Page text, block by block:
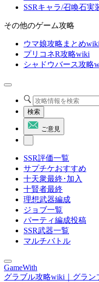
SSRキャラ/召喚石実
その他のゲーム攻略
ウマ娘攻略まとめwiki
プリコネR攻略wiki
シャドウバース攻略
検索
ご意見
SSR評価一覧
サプチケおすすめ
十天衆最終･加入
十賢者最終
理想武器編成
ジョブ一覧
パーティ編成投稿
SSR武器一覧
マルチバトル
GameWith
グラブル攻略wiki｜グラン